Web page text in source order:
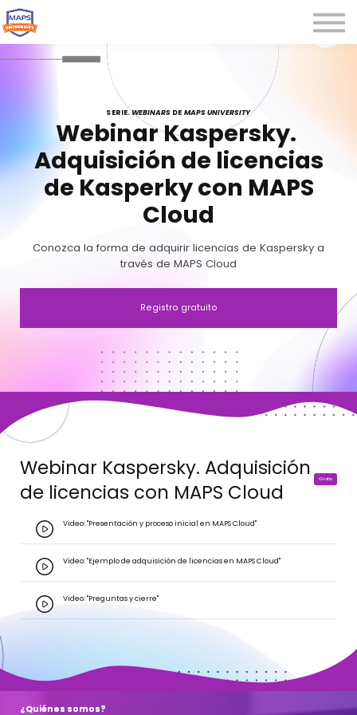
Iniciar sesión
Registrarse
SERIE.WEBINARS DE MAPS UNIVERSITY
Webinar Kaspersky.
Adquisición de licencias
de Kasperky con MAPS
Cloud
Conozca la forma de adquirir licencias de Kaspersky a
través de MAPS Cloud
Registro gratuito
Webinar Kaspersky. Adquisición
de licencias con MAPS Cloud
Gratis
Video: "Presentación y proceso inicial en MAPS Cloud"
Video: "Ejemplo de adquisición de licencias en MAPS Cloud"
Video: "Preguntas y cierre"
¿Quiénes somos?